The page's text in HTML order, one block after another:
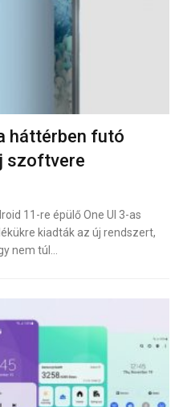
háttérben futó
szoftvere
11-re épülő One UI 3-as
kiadták az új rendszert,
nem túl…